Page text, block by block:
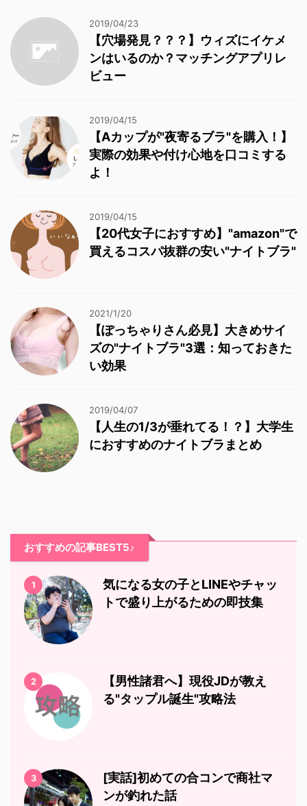
2019/04/23
【穴場発見？？？】ウィズにイケメ
ンはいるのか？マッチングアプリレ
ビュー
2019/04/15
【Aカップが"夜寄るブラ"を購入！】
実際の効果や付け心地を口コミする
よ！
2019/04/15
【20代女子におすすめ】"amazon"で
買えるコスパ抜群の安い"ナイトブラ"
2021/1/20
【ぽっちゃりさん必見】大きめサイ
ズの"ナイトブラ"3選：知っておきた
い効果
2019/04/07
【人生の1/3が垂れてる！？】大学生
におすすめのナイトブラまとめ
おすすめの記事BEST5♪
1
気になる女の子とLINEやチャッ
トで盛り上がるための即技集
2
【男性諸君へ】現役JDが教え
る"タップル誕生"攻略法
3
[実話]初めての合コンで商社マ
ンが釣れた話